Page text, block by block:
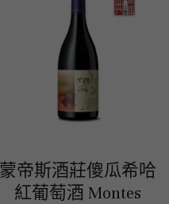
蒙帝斯酒莊傻瓜希哈
紅葡萄酒 Montes